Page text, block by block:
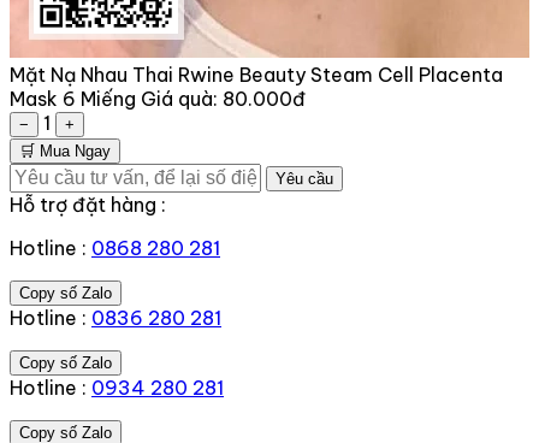
Mặt Nạ Nhau Thai Rwine Beauty Steam Cell Placenta
Mask 6 Miếng Giá quà: 80.000đ
− 1
+
🛒 Mua Ngay
Yêu cầu
Hỗ trợ đặt hàng :
Hotline : 0868 280 281
Copy số Zalo
Hotline : 0836 280 281
Copy số Zalo
Hotline : 0934 280 281
Copy số Zalo